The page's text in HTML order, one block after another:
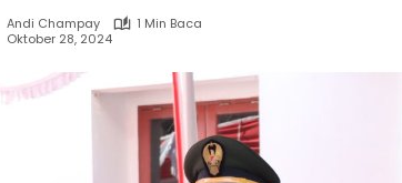
Andi Champay
1 Min Baca
Oktober 28, 2024